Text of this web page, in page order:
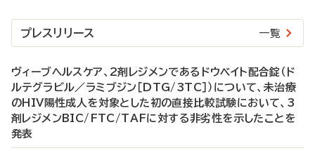
プレスリリース 一覧
ヴィーブヘルスケア、2剤レジメンであるドウベイト配合錠（ド
ルテグラビル／ラミブジン［DTG/3TC］）について、未治療
のHIV陽性成人を対象とした初の直接比較試験において、3
剤レジメンBIC/FTC/TAFに対する非劣性を示したことを
発表